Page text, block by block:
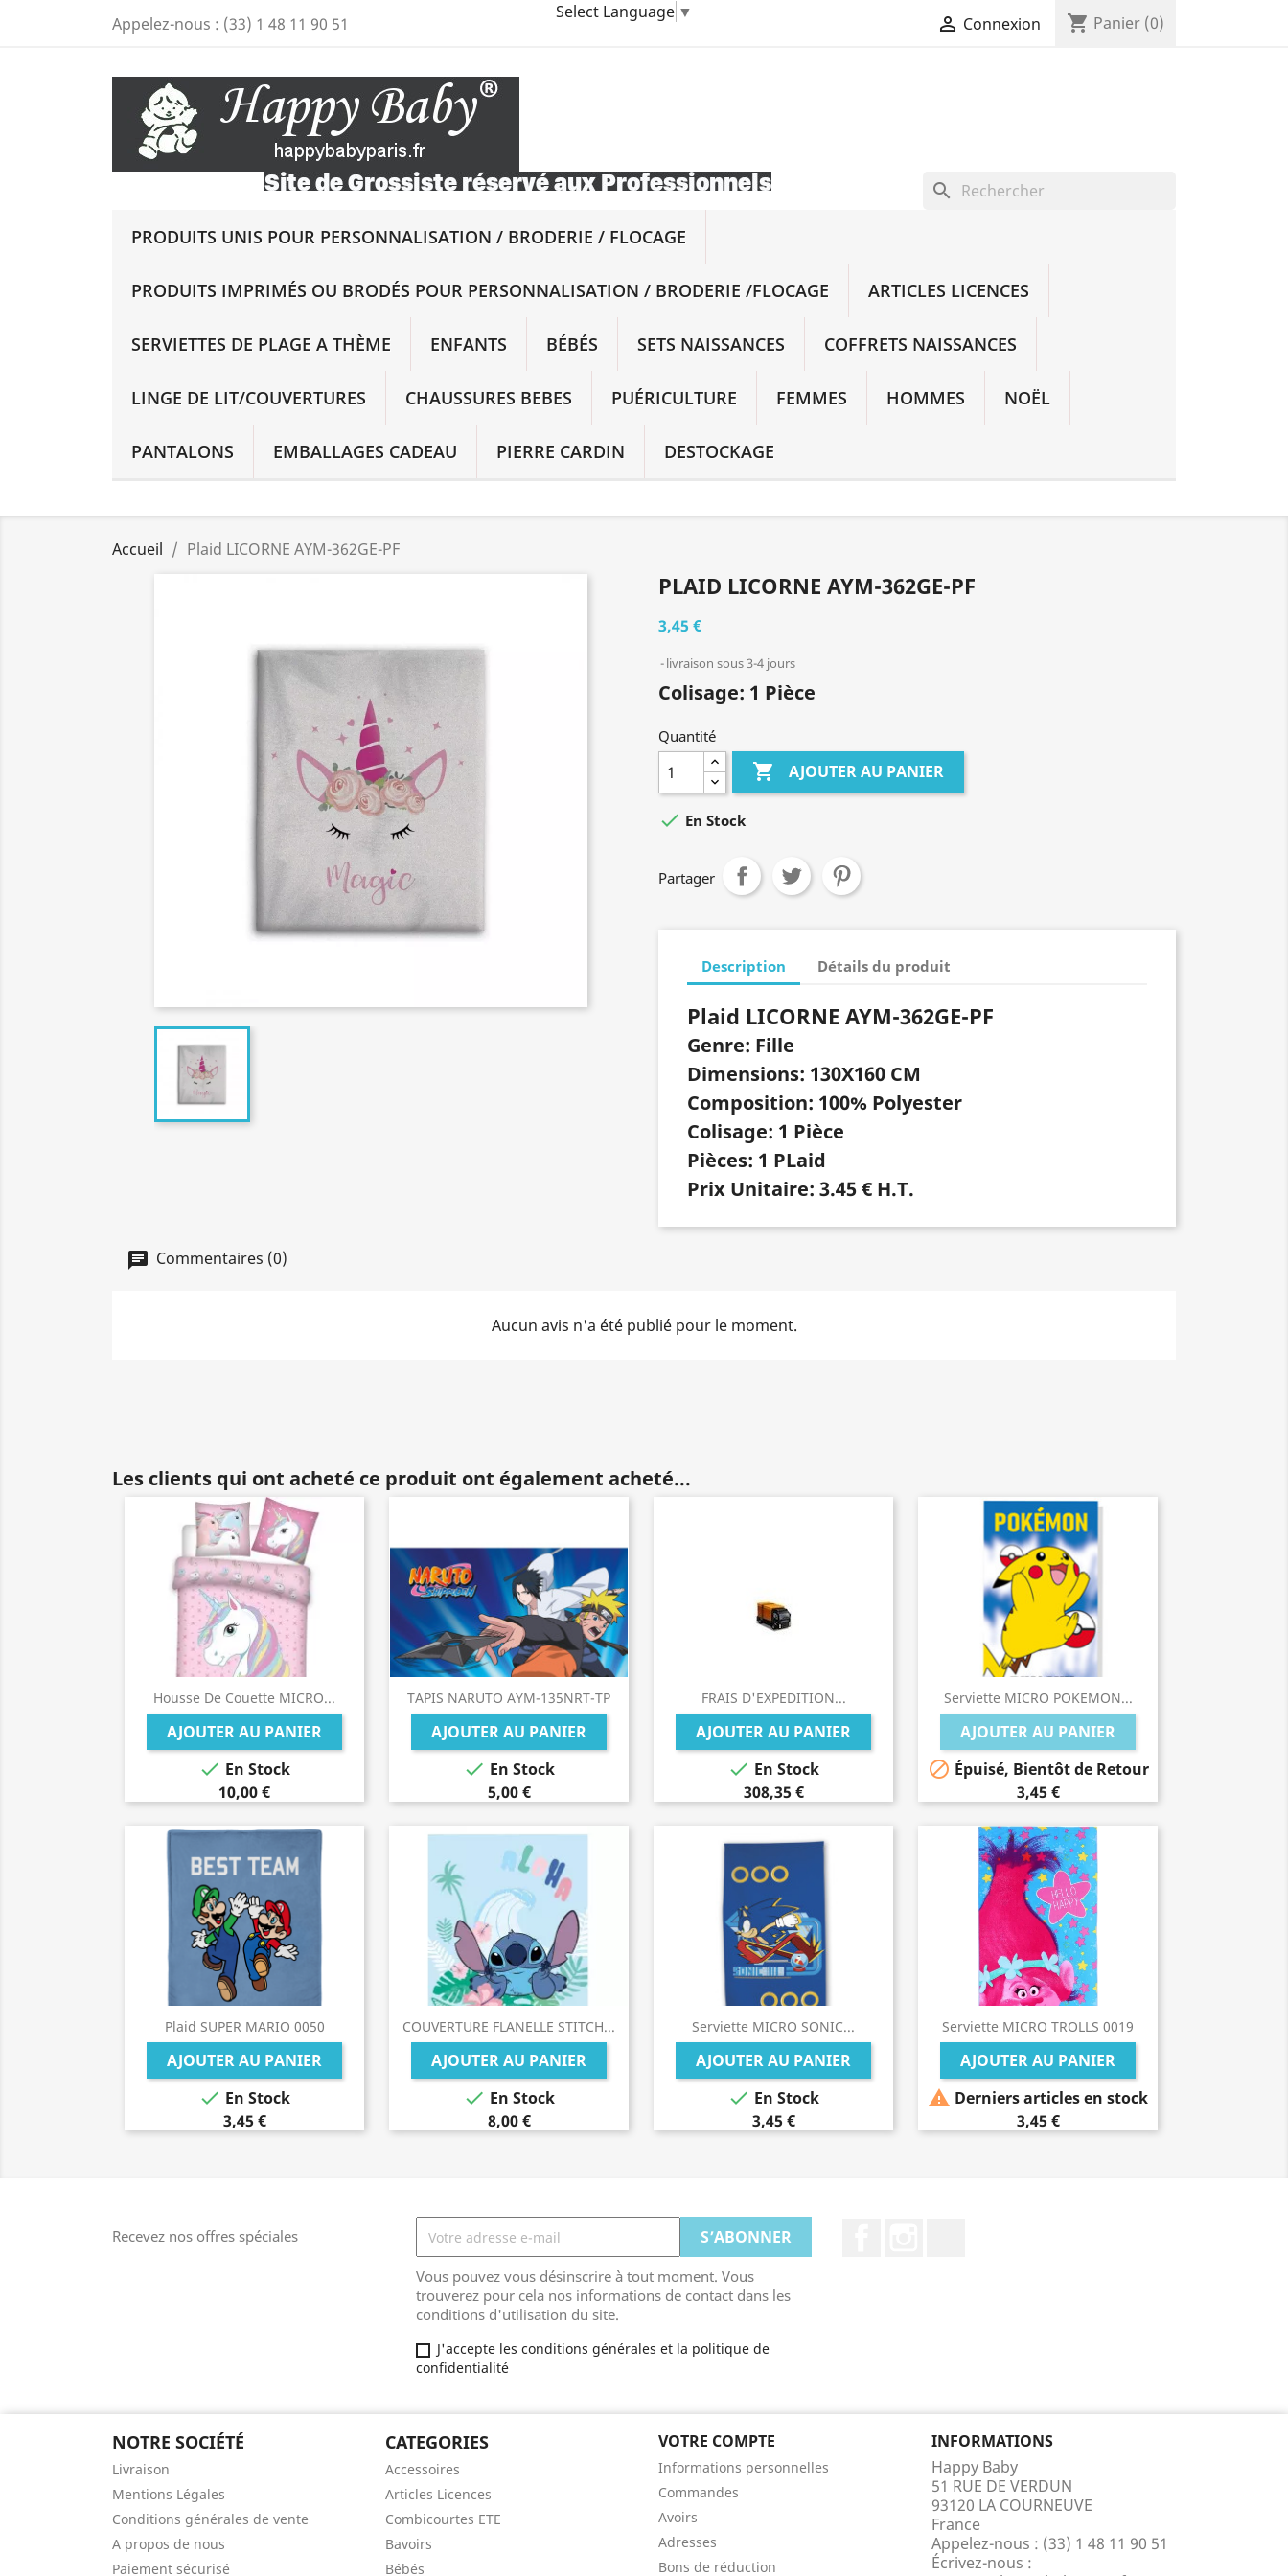
Select Language ▼
Appelez-nous : (33) 1 48 11 90 51  Connexion shopping_cart Panier (0)
search
PRODUITS UNIS POUR PERSONNALISATION / BRODERIE / FLOCAGE
PRODUITS IMPRIMÉS OU BRODÉS POUR PERSONNALISATION / BRODERIE /FLOCAGE ARTICLES LICENCES
SERVIETTES DE PLAGE A THÈME ENFANTS BÉBÉS SETS NAISSANCES COFFRETS NAISSANCES
LINGE DE LIT/COUVERTURES CHAUSSURES BEBES PUÉRICULTURE FEMMES HOMMES NOËL
PANTALONS EMBALLAGES CADEAU PIERRE CARDIN DESTOCKAGE
Accueil Plaid LICORNE AYM-362GE-PF
PLAID LICORNE AYM-362GE-PF
3,45 €
livraison sous 3-4 jours
Colisage: 1 Pièce
Quantité
 AJOUTER AU PANIER
 En Stock
Partager
Description Détails du produit
Plaid LICORNE AYM-362GE-PF
Genre: Fille
Dimensions: 130X160 CM
Composition: 100% Polyester
Colisage: 1 Pièce
Pièces: 1 PLaid
Prix Unitaire: 3.45 € H.T.
Commentaires (0)
Aucun avis n'a été publié pour le moment.
Les clients qui ont acheté ce produit ont également acheté...
Housse De Couette MICRO...
AJOUTER AU PANIER
 En Stock
10,00 €
TAPIS NARUTO AYM-135NRT-TP
AJOUTER AU PANIER
 En Stock
5,00 €
FRAIS D'EXPEDITION...
AJOUTER AU PANIER
 En Stock
308,35 €
Serviette MICRO POKEMON...
AJOUTER AU PANIER
 Épuisé, Bientôt de Retour
3,45 €
Plaid SUPER MARIO 0050
AJOUTER AU PANIER
 En Stock
3,45 €
COUVERTURE FLANELLE STITCH...
AJOUTER AU PANIER
 En Stock
8,00 €
Serviette MICRO SONIC...
AJOUTER AU PANIER
 En Stock
3,45 €
Serviette MICRO TROLLS 0019
AJOUTER AU PANIER
 Derniers articles en stock
3,45 €
Recevez nos offres spéciales
Vous pouvez vous désinscrire à tout moment. Vous
trouverez pour cela nos informations de contact dans les
conditions d'utilisation du site.
J'accepte les conditions générales et la politique de
confidentialité
NOTRE SOCIÉTÉ
Livraison
Mentions Légales
Conditions générales de vente
A propos de nous
Paiement sécurisé
CATEGORIES
Accessoires
Articles Licences
Combicourtes ETE
Bavoirs
Bébés
VOTRE COMPTE
Informations personnelles
Commandes
Avoirs
Adresses
Bons de réduction
INFORMATIONS
Happy Baby
51 RUE DE VERDUN
93120 LA COURNEUVE
France
Appelez-nous : (33) 1 48 11 90 51
Écrivez-nous :